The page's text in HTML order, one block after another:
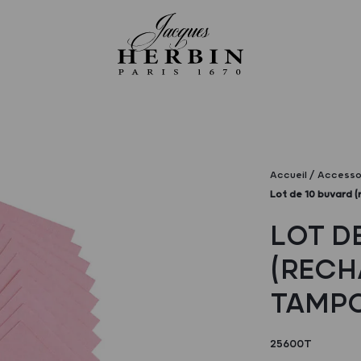
Accueil
Lot de 10 buvard
LOT
25600T